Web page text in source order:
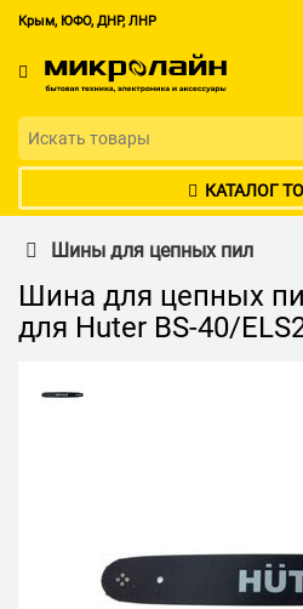
Крым, ЮФО, ДНР, ЛНР
КАТАЛОГ
Шины для цепных пил
Шина для цепных
для Huter BS-40/